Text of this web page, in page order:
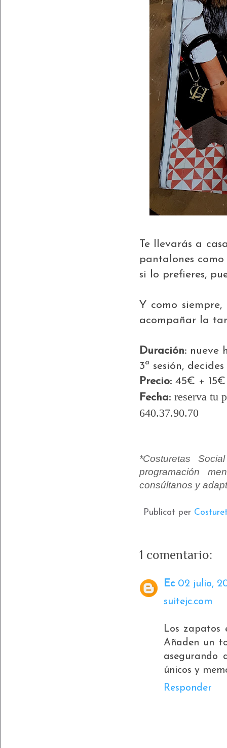
Te llevarás a
pantalones
si lo prefieres,
Y como
acompañar la
Duración: nueve
3ª sesión,
Precio: 45€ + 15€
Fecha: reserva tu
640.37.90.70
*Costuretas
programación
consúltanos y
Publicat per
1 comentario:
Ec 02 julio,
suitejc.com
Los zapatos
Añaden un
asegurando
únicos y
Responder